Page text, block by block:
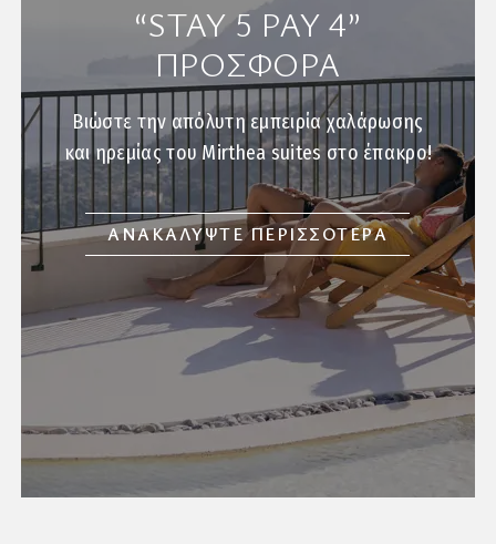
“STAY 5 PAY 4”
ΠΡΟΣΦΟΡΑ
Βιώστε την απόλυτη εμπειρία χαλάρωσης
και ηρεμίας του Mirthea suites στο έπακρο!
ΑΝΑΚΑΛΥΨΤΕ ΠΕΡΙΣΣΟΤΕΡΑ